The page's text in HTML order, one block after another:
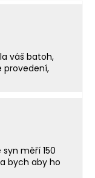
5 hvězdiček.
váš batoh,
provedení,
5 hvězdiček.
měří 150
bych aby ho